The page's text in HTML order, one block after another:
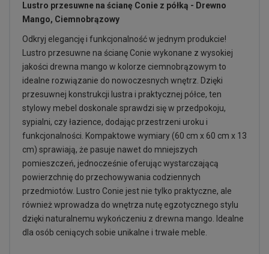
Lustro przesuwne na ścianę Conie z półką - Drewno
Mango, Ciemnobrązowy
Odkryj elegancję i funkcjonalność w jednym produkcie!
Lustro przesuwne na ścianę Conie wykonane z wysokiej
jakości drewna mango w kolorze ciemnobrązowym to
idealne rozwiązanie do nowoczesnych wnętrz. Dzięki
przesuwnej konstrukcji lustra i praktycznej półce, ten
stylowy mebel doskonale sprawdzi się w przedpokoju,
sypialni, czy łazience, dodając przestrzeni uroku i
funkcjonalności. Kompaktowe wymiary (60 cm x 60 cm x 13
cm) sprawiają, że pasuje nawet do mniejszych
pomieszczeń, jednocześnie oferując wystarczającą
powierzchnię do przechowywania codziennych
przedmiotów. Lustro Conie jest nie tylko praktyczne, ale
również wprowadza do wnętrza nutę egzotycznego stylu
dzięki naturalnemu wykończeniu z drewna mango. Idealne
dla osób ceniących sobie unikalne i trwałe meble.